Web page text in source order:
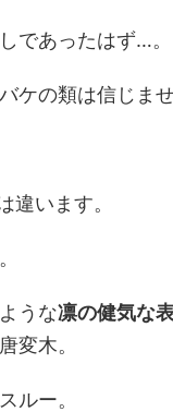
であったはず…。
ケの類は信じませ
違います。
うな凛の健気な
変木。
ルー。